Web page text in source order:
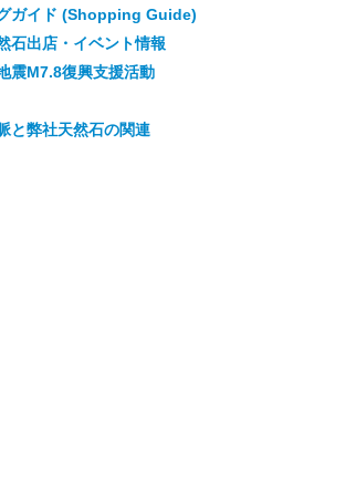
ガイド (Shopping Guide)
石出店・イベント情報
震M7.8復興支援活動
と弊社天然石の関連